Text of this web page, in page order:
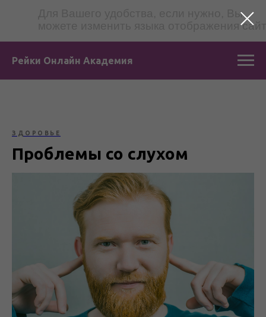
Для Вашего удобства, если нужно, Вы
можете изменить языка отображения
Рейки Онлайн Академия
ЗДОРОВЬЕ
Проблемы со слухом